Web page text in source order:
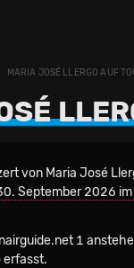
MARIA JOSÉ LLERGO AUF
von Maria José
September 2026 im
1
erfasst.